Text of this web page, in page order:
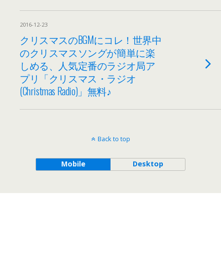
2016-12-23
クリスマスのBGMにコレ！世界中
のクリスマスソングが簡単に楽
しめる、人気定番のラジオ局ア
プリ「クリスマス・ラジオ
(Christmas Radio)」無料♪
Back to top
Mobile Desktop